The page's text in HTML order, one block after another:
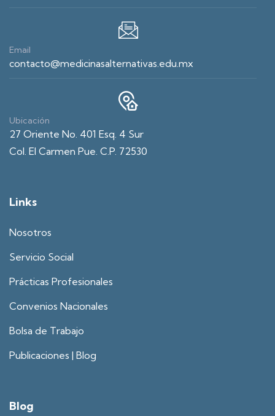
Email
contacto@medicinasalternativas.edu.mx
Ubicación
27 Oriente No. 401 Esq. 4 Sur
Col. El Carmen Pue. C.P. 72530
Links
Nosotros
Servicio Social
Prácticas Profesionales
Convenios Nacionales
Bolsa de Trabajo
Publicaciones | Blog
Blog